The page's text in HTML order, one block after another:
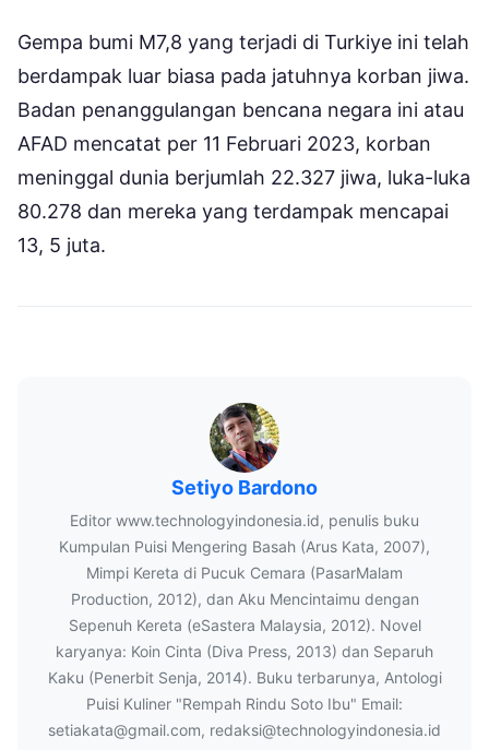
Gempa bumi M7,8 yang terjadi di Turkiye ini telah
berdampak luar biasa pada jatuhnya korban jiwa.
Badan penanggulangan bencana negara ini atau
AFAD mencatat per 11 Februari 2023, korban
meninggal dunia berjumlah 22.327 jiwa, luka-luka
80.278 dan mereka yang terdampak mencapai
13, 5 juta.
Setiyo Bardono
Editor www.technologyindonesia.id, penulis buku
Kumpulan Puisi Mengering Basah (Arus Kata, 2007),
Mimpi Kereta di Pucuk Cemara (PasarMalam
Production, 2012), dan Aku Mencintaimu dengan
Sepenuh Kereta (eSastera Malaysia, 2012). Novel
karyanya: Koin Cinta (Diva Press, 2013) dan Separuh
Kaku (Penerbit Senja, 2014). Buku terbarunya, Antologi
Puisi Kuliner "Rempah Rindu Soto Ibu" Email:
setiakata@gmail.com, redaksi@technologyindonesia.id